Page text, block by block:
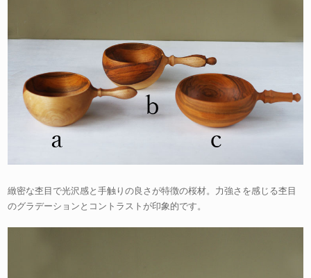
緻密な杢目で光沢感と手触りの良さが特徴の桜材。力強さを感じる杢目
のグラデーションとコントラストが印象的です。